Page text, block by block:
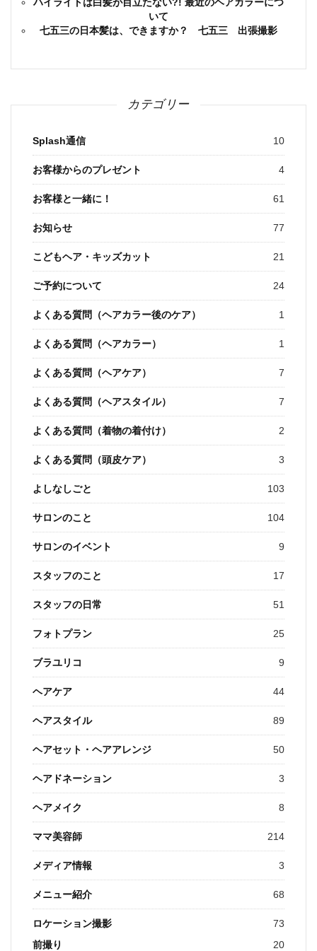
いて
七五三の日本髪は、できますか？ 七五三 出張撮影
カテゴリー
Splash通信 10
お客様からのプレゼント 4
お客様と一緒に！ 61
お知らせ 77
こどもヘア・キッズカット 21
ご予約について 24
よくある質問（ヘアカラー後のケア） 1
よくある質問（ヘアカラー） 1
よくある質問（ヘアケア） 7
よくある質問（ヘアスタイル） 7
よくある質問（着物の着付け） 2
よくある質問（頭皮ケア） 3
よしなしごと 103
サロンのこと 104
サロンのイベント 9
スタッフのこと 17
スタッフの日常 51
フォトプラン 25
ブラユリコ 9
ヘアケア 44
ヘアスタイル 89
ヘアセット・ヘアアレンジ 50
ヘアドネーション 3
ヘアメイク 8
ママ美容師 214
メディア情報 3
メニュー紹介 68
ロケーション撮影
73
前撮り
20